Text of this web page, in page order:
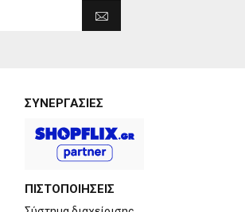
ΣΥΝΕΡΓΑΣΙΕΣ
ΠΙΣΤΟΠΟΙΗΣΕΙΣ